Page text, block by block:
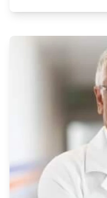
presencialmente